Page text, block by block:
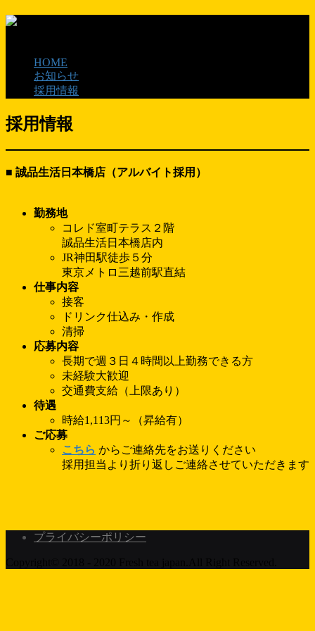
HOME
お知らせ
採用情報
採用情報
■ 誠品生活日本橋店 （アルバイト採用）
勤務地
コレド室町テラス２階
誠品生活日本橋店内
JR神田駅徒歩５分
東京メトロ三越前駅直結
仕事内容
接客
ドリンク仕込み・作成
清掃
応募内容
長期で週３日４時間以上勤務できる方
未経験大歓迎
交通費支給（上限あり）
待遇
時給1,113円～（昇給有）
ご応募
こちら からご連絡先をお送りください
採用担当より折り返しご連絡させていただきます
プライバシーポリシー